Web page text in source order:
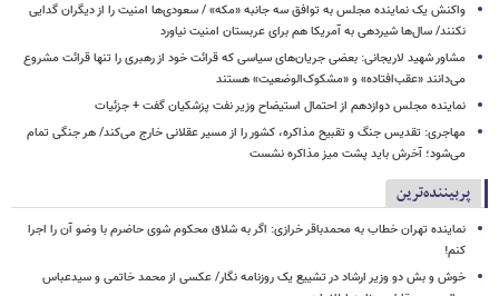
واکنش یک نماینده مجلس به توافق سه جانبه «مکه» / سعودی‌ها امنیت را از دیگران گدایی
نکنند/ سال‌ها شیردهی به آمریکا هم برای عربستان امنیت نیاورد
مشاور شهید لاریجانی: بعضی جریان‌های سیاسی که قرائت خود از رهبری را تنها قرائت مشروع
می‌دانند «عقب‌افتاده» و «مشکوک‌الوضعیت» هستند
نماینده مجلس دوازدهم از احتمال استیضاح وزیر نفت پزشکیان گفت + جزئیات
مهاجری: تقدیس جنگ و تقبیح مذاکره، کشور را از مسیر عقلانی خارج می‌کند/ هر جنگی تمام
می‌شود؛ آخرش باید پشت میز مذاکره نشست
پربیننده‌ترین
نماینده تهران خطاب به محمدباقر خرازی: اگر به شلاق محکوم شوی حاضرم با وضو آن را اجرا
کنم!
خوش و بش دو وزیر ارشاد در تشییع یک روزنامه نگار/ عکسی از محمد خاتمی و سیدعباس